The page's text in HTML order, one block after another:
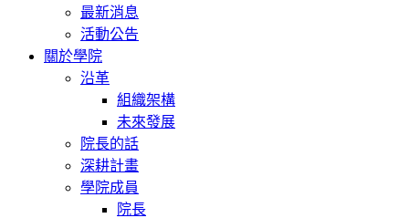
最新消息
活動公告
關於學院
沿革
組織架構
未來發展
院長的話
深耕計畫
學院成員
院長